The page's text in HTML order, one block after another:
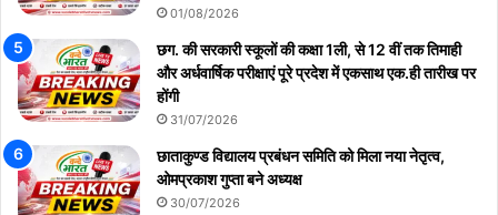
01/08/2026
छग. की सरकारी स्कूलों की कक्षा 1ली, से 12 वीं तक तिमाही
और अर्धवार्षिक परीक्षाएं पूरे प्रदेश में एकसाथ एक.ही तारीख पर
होंगी
31/07/2026
छाताकुण्ड विद्यालय प्रबंधन समिति को मिला नया नेतृत्व,
ओमप्रकाश गुप्ता बने अध्यक्ष
30/07/2026